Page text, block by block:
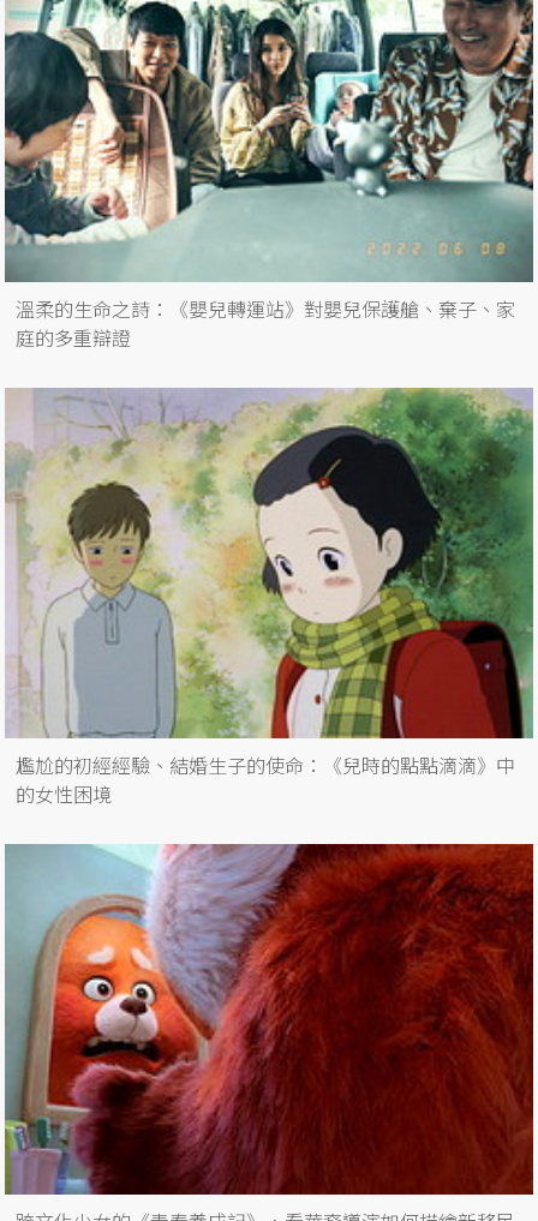
溫柔的生命之詩：《嬰兒轉運站》對嬰兒保護艙、棄子、家
庭的多重辯證
尷尬的初經經驗、結婚生子的使命：《兒時的點點滴滴》中
的女性困境